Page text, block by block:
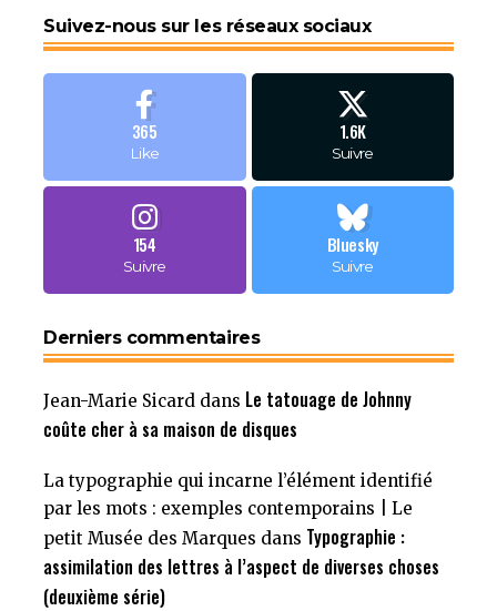
Suivez-nous sur les réseaux sociaux
365
Like
1.6K
Suivre
154
Suivre
Bluesky
Suivre
Derniers commentaires
Jean-Marie Sicard dans Le tatouage de Johnny
coûte cher à sa maison de disques
La typographie qui incarne l’élément identifié
par les mots : exemples contemporains | Le
petit Musée des Marques dans Typographie :
assimilation des lettres à l’aspect de diverses choses
(deuxième série)